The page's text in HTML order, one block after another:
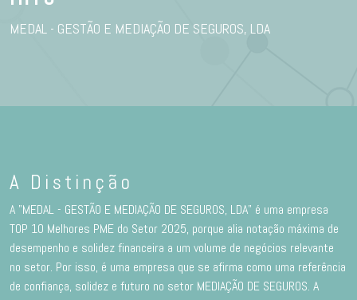
MEDAL - GESTÃO E MEDIAÇÃO DE SEGUROS, LDA
A Distinção
A "MEDAL - GESTÃO E MEDIAÇÃO DE SEGUROS, LDA" é uma empresa
TOP 10 Melhores PME do Setor 2025, porque alia notação máxima de
desempenho e solidez financeira a um volume de negócios relevante
no setor. Por isso, é uma empresa que se afirma como uma referência
de confiança, solidez e futuro no setor MEDIAÇÃO DE SEGUROS. A